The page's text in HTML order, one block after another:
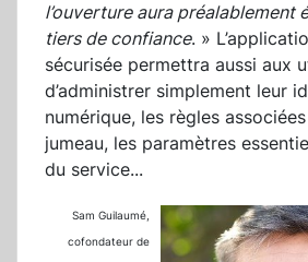
l’ouverture aura préalablement
tiers de confiance. »
sécurisée permettra aussi aux
d’administrer simplement leur
numérique, les règles
jumeau, les paramètres
du service...
Sam Guilaumé,
cofondateur de